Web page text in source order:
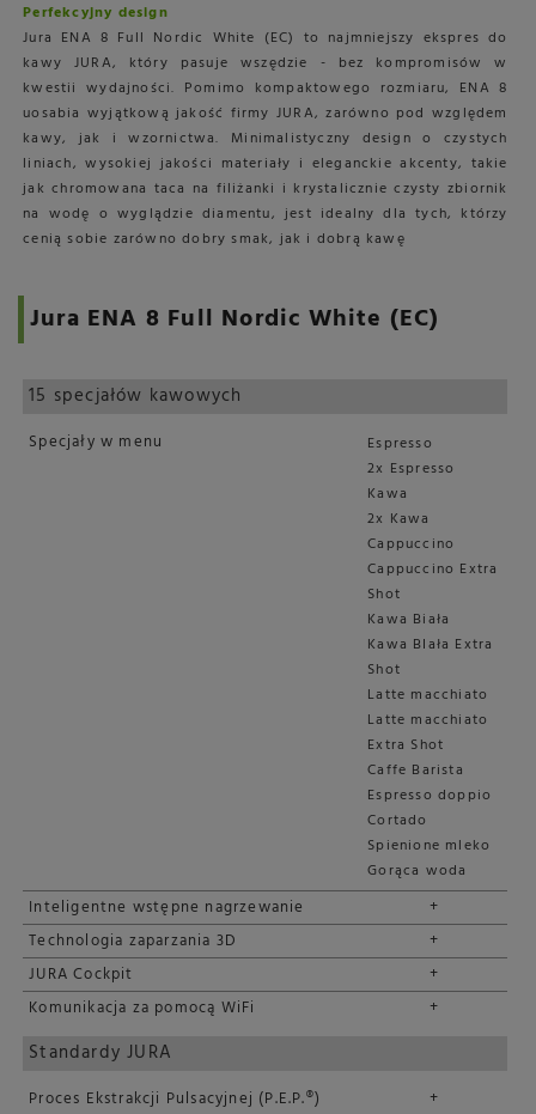
Perfekcyjny design
Jura ENA 8 Full Nordic White (EC) to najmniejszy ekspres do
kawy JURA, który pasuje wszędzie - bez kompromisów w
kwestii wydajności. Pomimo kompaktowego rozmiaru, ENA 8
uosabia wyjątkową jakość firmy JURA, zarówno pod względem
kawy, jak i wzornictwa. Minimalistyczny design o czystych
liniach, wysokiej jakości materiały i eleganckie akcenty, takie
jak chromowana taca na filiżanki i krystalicznie czysty zbiornik
na wodę o wyglądzie diamentu, jest idealny dla tych, którzy
cenią sobie zarówno dobry smak, jak i dobrą kawę
Jura ENA 8 Full Nordic White (EC)
15 specjałów kawowych
Specjały w menu
Espresso
2x Espresso
Kawa
2x Kawa
Cappuccino
Cappuccino Extra
Shot
Kawa Biała
Kawa BIała Extra
Shot
Latte macchiato
Latte macchiato
Extra Shot
Caffe Barista
Espresso doppio
Cortado
Spienione mleko
Gorąca woda
Inteligentne wstępne nagrzewanie
+
Technologia zaparzania 3D
+
JURA Cockpit
+
Komunikacja za pomocą WiFi
+
Standardy JURA
Proces Ekstrakcji Pulsacyjnej (P.E.P.®)
+